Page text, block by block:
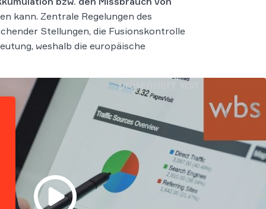
kann. Zentrale Regelungen des
Stellungen, die Fusionskontrolle
weshalb die europäische